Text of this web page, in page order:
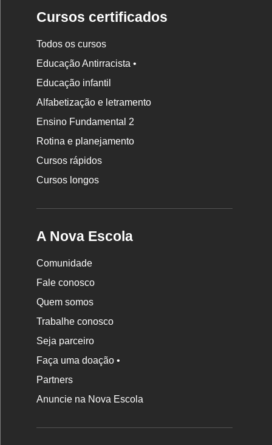
Cursos certificados
Todos os cursos
Educação Antirracista •
Educação infantil
Alfabetização e letramento
Ensino Fundamental 2
Rotina e planejamento
Cursos rápidos
Cursos longos
A Nova Escola
Comunidade
Fale conosco
Quem somos
Trabalhe conosco
Seja parceiro
Faça uma doação •
Partners
Anuncie na Nova Escola